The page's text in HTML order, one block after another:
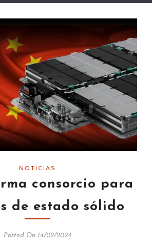
NOTICIAS
consorcio para
de estado sólido
Posted On 14/02/2024